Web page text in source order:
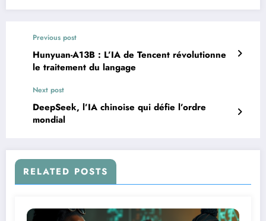
Previous post
Hunyuan-A13B : L’IA de Tencent révolutionne
le traitement du langage
Next post
DeepSeek, l’IA chinoise qui défie l’ordre
mondial
RELATED POSTS